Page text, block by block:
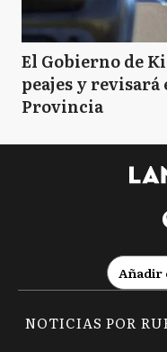
El Gobierno de
peajes y
Provincia
Añadir
NOTICIAS POR